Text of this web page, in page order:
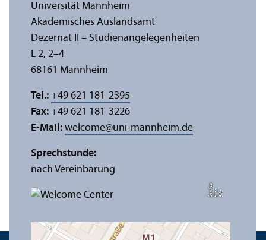
Bil
d:
Eli
s
a
B
e
r
dic
a
Universität Mannheim
Akademisches Auslands­amt
Dezernat II – Studien­angelegenheiten
L 2, 2–4
68161 Mannheim
Tel.: +49 621 181-2395
Fax: +49 621 181-3226
E-Mail: welcome@uni-mannheim.de
Sprechstunde:
nach Vereinbarung